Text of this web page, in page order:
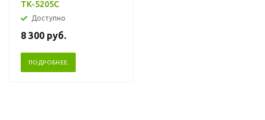
TK-5205C
Доступно
8 300 руб.
ПОДРОБНЕЕ